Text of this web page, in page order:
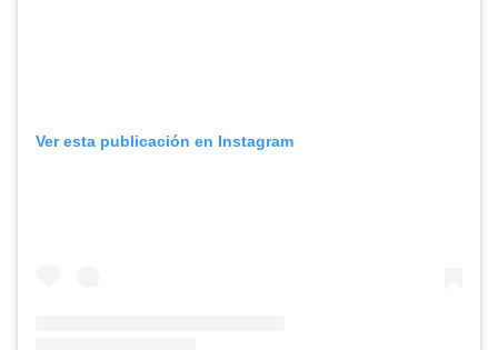
Ver esta publicación en Instagram